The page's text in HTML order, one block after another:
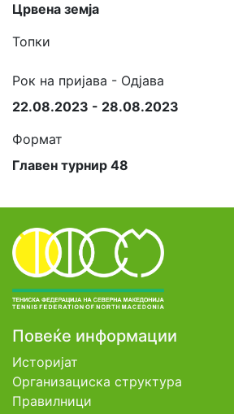
Црвена земја
Топки
Рок на пријава - Одјава
22.08.2023 - 28.08.2023
Формат
Главен турнир 48
Повеќе информации
Историјат
Организациска структура
Правилници